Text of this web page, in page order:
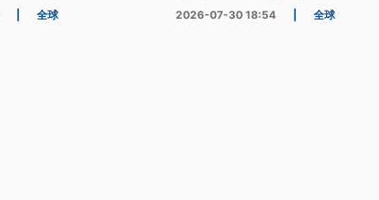
全球 2026-07-30 18:54 全球